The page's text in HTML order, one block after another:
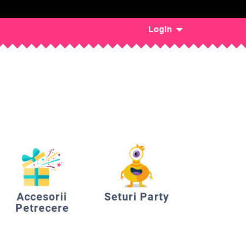
Login
Accesorii
Petrecere
Seturi Party